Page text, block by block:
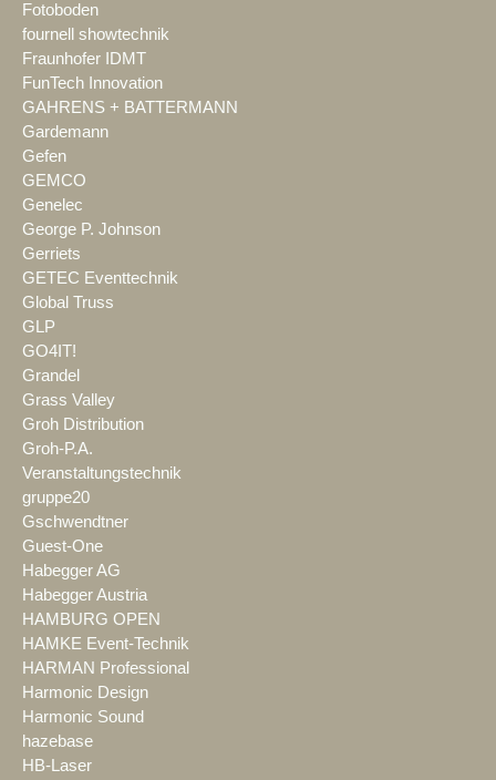
Fotoboden
fournell showtechnik
Fraunhofer IDMT
FunTech Innovation
GAHRENS + BATTERMANN
Gardemann
Gefen
GEMCO
Genelec
George P. Johnson
Gerriets
GETEC Eventtechnik
Global Truss
GLP
GO4IT!
Grandel
Grass Valley
Groh Distribution
Groh-P.A.
Veranstaltungstechnik
gruppe20
Gschwendtner
Guest-One
Habegger AG
Habegger Austria
HAMBURG OPEN
HAMKE Event-Technik
HARMAN Professional
Harmonic Design
Harmonic Sound
hazebase
HB-Laser